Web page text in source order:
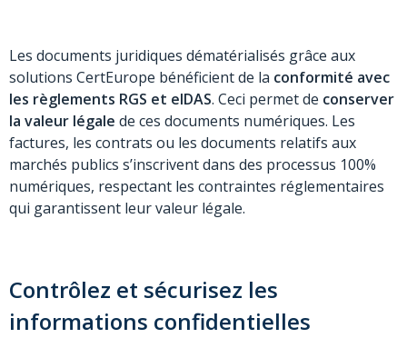
Les documents juridiques dématérialisés grâce aux
solutions CertEurope bénéficient de la conformité avec
les règlements RGS et eIDAS. Ceci permet de conserver
la valeur légale de ces documents numériques. Les
factures, les contrats ou les documents relatifs aux
marchés publics s’inscrivent dans des processus 100%
numériques, respectant les contraintes réglementaires
qui garantissent leur valeur légale.
Contrôlez et sécurisez les
informations confidentielles